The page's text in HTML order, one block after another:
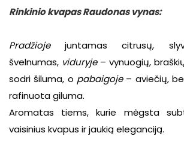
Rinkinio kvapas Raudonas vynas:
Pradžiojejuntamas citrusų,
švelnumas, viduryje– vynuogių,
sodri šiluma, o pabaigoje– aviečių,
rafinuota giluma.
Aromatas tiems, kurie mėgsta
vaisinius kvapus ir jaukią eleganciją.